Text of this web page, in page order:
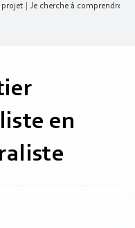
|Je cherche à comprendre
en